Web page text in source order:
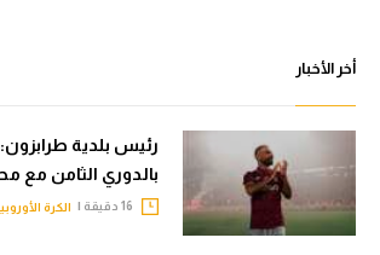
أخر الأخبار
رئيس بلدية طرابزون:
بالدوري الثامن مع
الكرة